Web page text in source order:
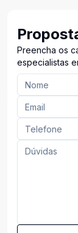
Preencha os
especialistas